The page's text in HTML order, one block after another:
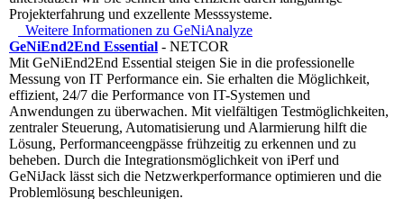
Projekterfahrung und exzellente Messsysteme.
Weitere Informationen zu GeNiAnalyze
GeNiEnd2End Essential - NETCOR
Mit GeNiEnd2End Essential steigen Sie in die professionelle
Messung von IT Performance ein. Sie erhalten die Möglichkeit,
effizient, 24/7 die Performance von IT-Systemen und
Anwendungen zu überwachen. Mit vielfältigen Testmöglichkeiten,
zentraler Steuerung, Automatisierung und Alarmierung hilft die
Lösung, Performanceengpässe frühzeitig zu erkennen und zu
beheben. Durch die Integrationsmöglichkeit von iPerf und
GeNiJack lässt sich die Netzwerkperformance optimieren und die
Problemlösung beschleunigen.